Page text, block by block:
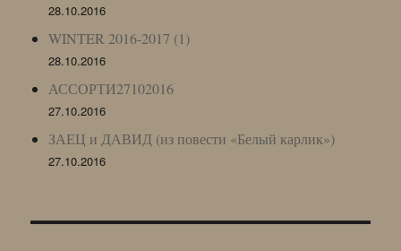
28.10.2016
WINTER 2016-2017 (1)
28.10.2016
АССОРТИ27102016
27.10.2016
ЗАЕЦ и ДАВИД (из повести «Белый карлик»)
27.10.2016